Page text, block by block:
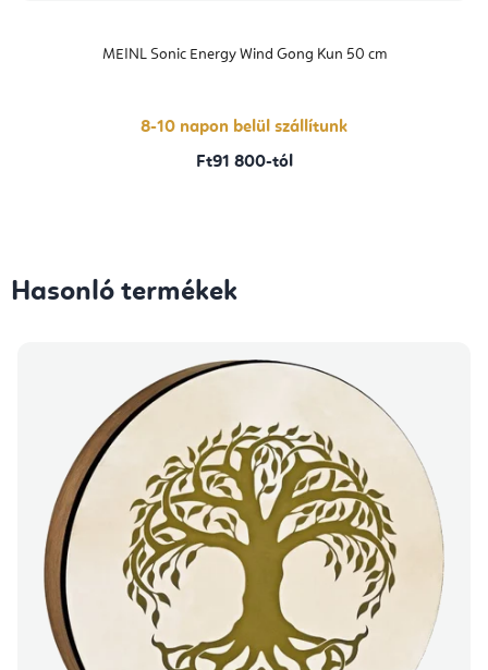
MEINL Sonic Energy Wind Gong Kun 50 cm
8-10 napon belül szállítunk
Ft91 800-tól
Hasonló termékek